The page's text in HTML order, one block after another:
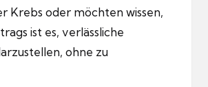
Krebs oder möchten wissen,
ist es, verlässliche
ohne zu